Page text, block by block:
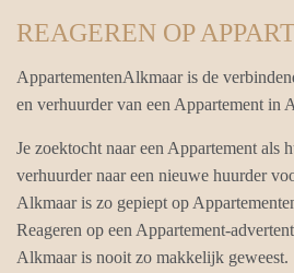
REAGEREN OP
AppartementenAlkmaar is de
en verhuurder van een Appartement in
Je zoektocht naar een Appartement als
verhuurder naar een nieuwe huurder
Alkmaar is zo gepiept op
Reageren op een Appartement-
Alkmaar is nooit zo makkelijk geweest.